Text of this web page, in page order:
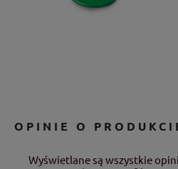
OPINIE O
Wyświetlane są wszystkie